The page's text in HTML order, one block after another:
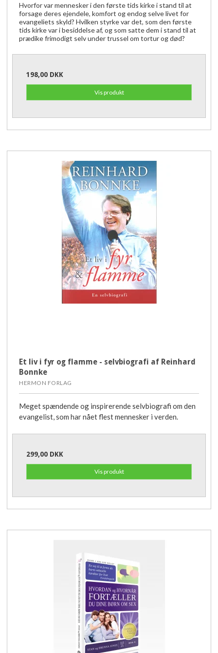
Hvorfor var mennesker i den første tids kirke i stand til at
forsage deres ejendele, komfort og endog selve livet for
evangeliets skyld? Hvilken styrke var det, som den første
tids kirke var i besiddelse af, og som satte dem i stand til at
prædike frimodigt selv under trussel om tortur og død?
198,00 DKK
Vis produkt
Et liv i fyr og flamme - selvbiografi af Reinhard
Bonnke
HERMON FORLAG
Meget spændende og inspirerende selvbiografi om den
evangelist, som har nået flest mennesker i verden.
299,00 DKK
Vis produkt